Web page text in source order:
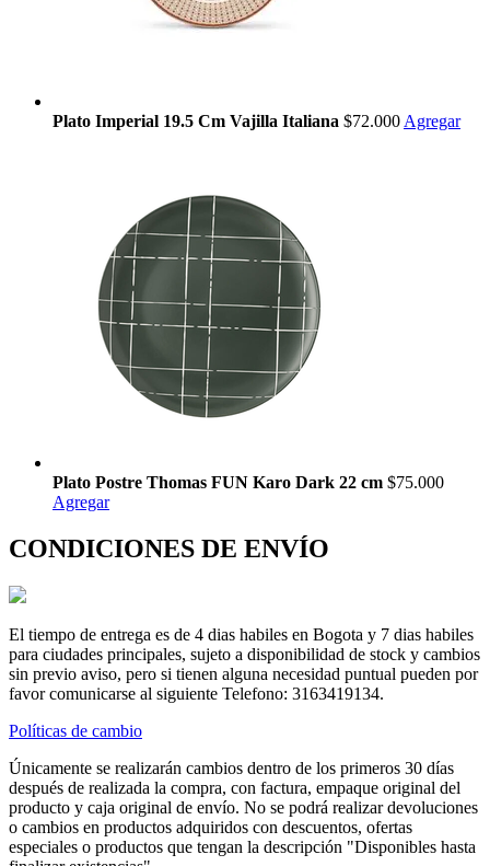
Plato Imperial 19.5 Cm Vajilla Italiana $72.000 Agregar
Plato Postre Thomas FUN Karo Dark 22 cm $75.000
Agregar
CONDICIONES DE ENVÍO
El tiempo de entrega es de 4 dias habiles en Bogota y 7 dias habiles
para ciudades principales, sujeto a disponibilidad de stock y cambios
sin previo aviso, pero si tienen alguna necesidad puntual pueden por
favor comunicarse al siguiente Telefono: 3163419134.
Políticas de cambio
Únicamente se realizarán cambios dentro de los primeros 30 días
después de realizada la compra, con factura, empaque original del
producto y caja original de envío. No se podrá realizar devoluciones
o cambios en productos adquiridos con descuentos, ofertas
especiales o productos que tengan la descripción "Disponibles hasta